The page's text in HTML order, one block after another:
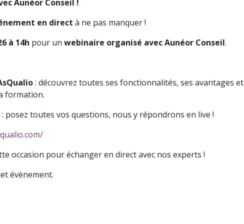
Aunéor Conseil !
en direct à ne pas manquer !
à 14h pour un webinaire organisé avec Aunéor Conseil.
: découvrez toutes ses fonctionnalités, ses avantages et
formation.
: posez toutes vos questions, nous y répondrons en live !
occasion pour échanger en direct avec nos experts !
évènement.